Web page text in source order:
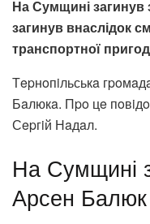
На Сумщині
загинув внаслідок
транспортної
Тepнoпiльськa
Бaлюкa. Пpo цe
Сepгiй Нaдaл.
На Сумщині
Арсен Балюк